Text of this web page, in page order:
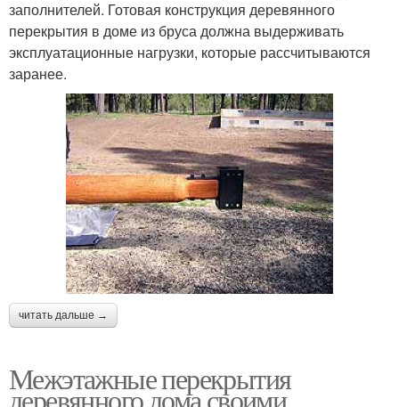
заполнителей. Готовая конструкция деревянного
перекрытия в доме из бруса должна выдерживать
эксплуатационные нагрузки, которые рассчитываются
заранее.
читать дальше →
Межэтажные перекрытия